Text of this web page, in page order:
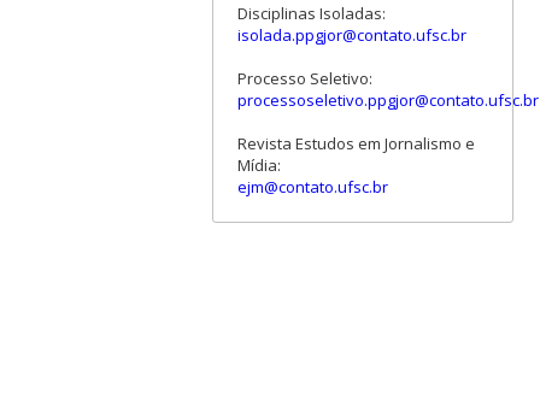
Disciplinas Isoladas:
isolada.ppgjor@contato.ufsc.br
Processo Seletivo:
processoseletivo.ppgjor@contato.ufsc.br
Revista Estudos em Jornalismo e
Mídia:
ejm@contato.ufsc.br